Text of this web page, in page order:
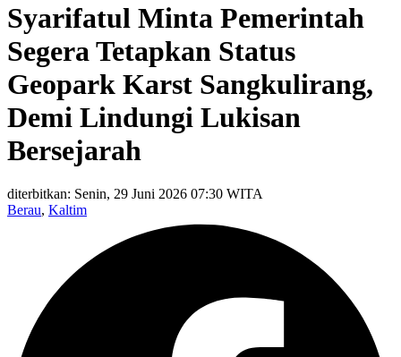
Syarifatul Minta Pemerintah
Segera Tetapkan Status
Geopark Karst Sangkulirang,
Demi Lindungi Lukisan
Bersejarah
diterbitkan: Senin, 29 Juni 2026 07:30 WITA
Berau, Kaltim